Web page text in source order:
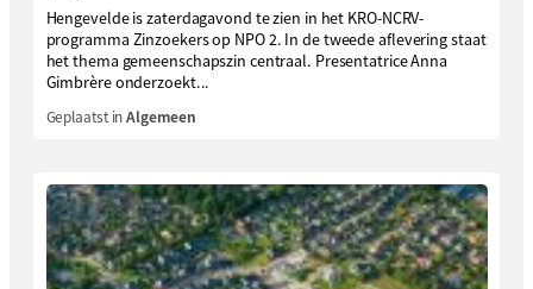
Hengevelde is zaterdagavond te zien in het KRO-NCRV-
programma Zinzoekers op NPO 2. In de tweede aflevering staat
het thema gemeenschapszin centraal. Presentatrice Anna
Gimbrère onderzoekt...
Geplaatst inAlgemeen